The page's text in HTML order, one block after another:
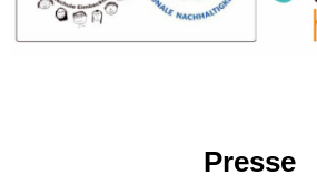
Presse